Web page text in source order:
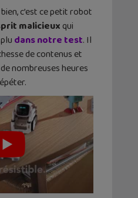
c’est ce petit robot
malicieux qui
dans notre test. Il
de contenus et
nombreuses heures